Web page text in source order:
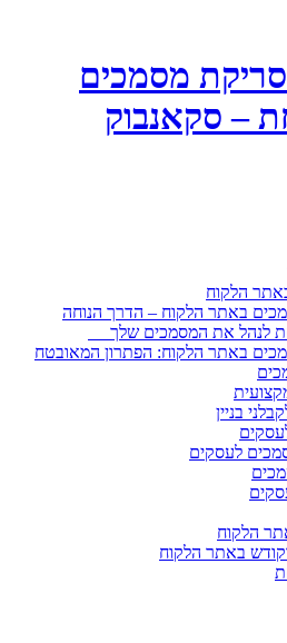
מסמכים
– סקאנבוק
הלקוח
באתר הלקוח – הדרך הנוחה
לנהל את המסמכים שלך
באתר הלקוח: הפתרון המאובטח
בניין
לעסקים
הלקוח
באתר הלקוח